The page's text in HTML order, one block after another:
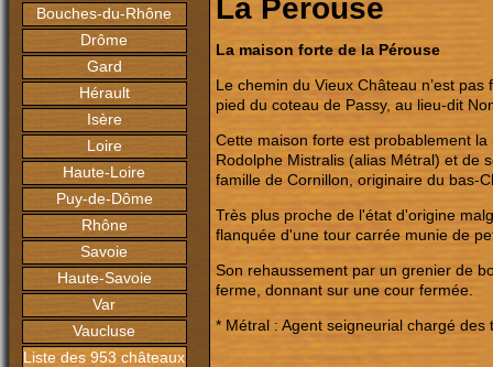
Bouches-du-Rhône
Drôme
Gard
Hérault
Isère
Loire
Haute-Loire
Puy-de-Dôme
Rhône
Savoie
Haute-Savoie
Var
Vaucluse
Liste des 953 châteaux
La Pérouse
La maison forte de la Pérouse
Le chemin du Vieux Château n’est
pied du coteau de Passy, au lieu-dit
Cette maison forte est probablement
Rodolphe Mistralis (alias Métral) et de
famille de Cornillon, originaire du bas-
Très plus proche de l'état d'origine
flanquée d'une tour carrée munie de
Son rehaussement par un grenier de
ferme, donnant sur une cour fermée.
* Métral : Agent seigneurial chargé